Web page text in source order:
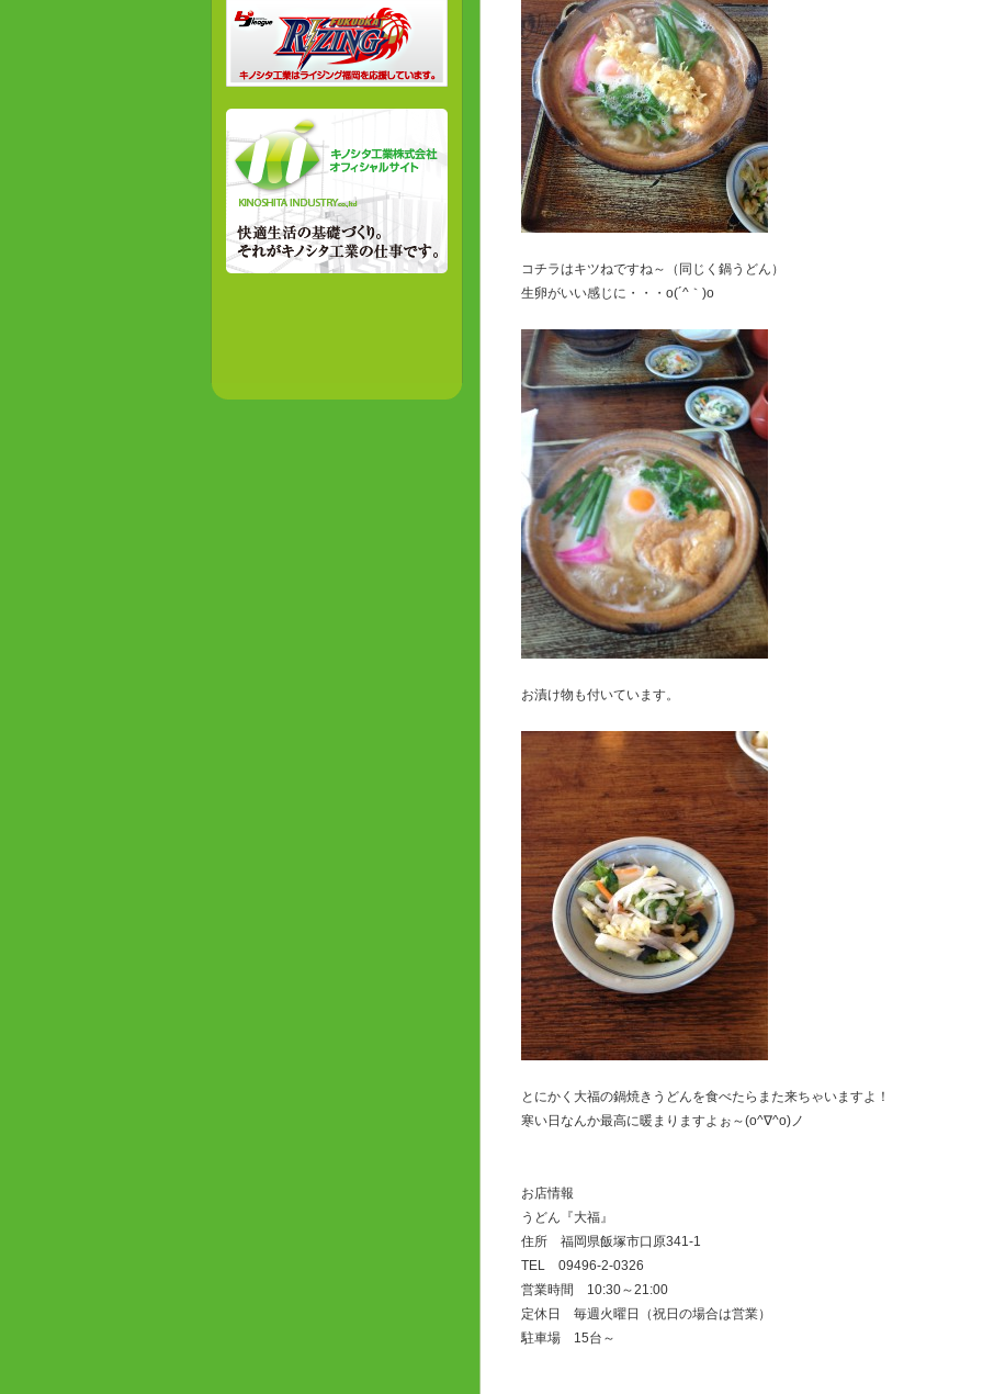
コチラはキツねですね～（同じく鍋うどん）
生卵がいい感じに・・・o(´^｀)o
お漬け物も付いています。
とにかく大福の鍋焼きうどんを食べたらまた来ちゃいますよ！
寒い日なんか最高に暖まりますよぉ～(o^∇^o)ノ
お店情報
うどん『大福』
住所 福岡県飯塚市口原341-1
TEL 09496-2-0326
営業時間 10:30～21:00
定休日 毎週火曜日（祝日の場合は営業）
駐車場 15台～